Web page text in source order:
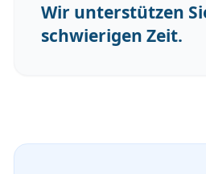
Wir unterstützen
schwierigen Zeit.